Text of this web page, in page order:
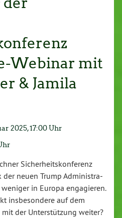
Webinar mit
& Jamila
2025, 17:00 Uhr
Si­cher­heits­kon­fe­renz
der neuen Trump Ad­mi­nis­tra­
in Europa en­ga­gie­ren.
ins­be­son­de­re auf dem
der Un­ter­stüt­zung weiter?